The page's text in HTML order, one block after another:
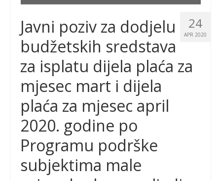
24
APR 2020
Javni poziv za dodjelu
budžetskih sredstava
za isplatu dijela plaća za
mjesec mart i dijela
plaća za mjesec april
2020. godine po
Programu podrške
subjektima male